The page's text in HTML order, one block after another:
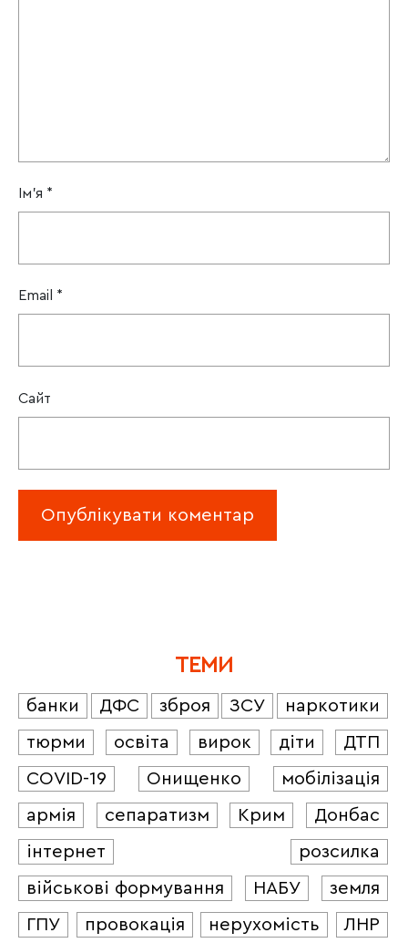
Ім'я *
Email *
Сайт
ТЕМИ
банки ДФС зброя ЗСУ
наркотики
тюрми
освіта вирок діти
ДТП
COVID-19
Онищенко
мобілізація
армія
сепаратизм Крим
Донбас
інтернет
розсилка
військові формування
НАБУ
земля
ГПУ
провокація нерухомість ЛНР